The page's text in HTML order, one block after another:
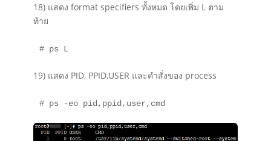
18) แสดง format specifiers ทั้งหมด โดยเพิ่ม L ตาม
ท้าย
# ps L
19) แสดง PID, PPID,USER และคำสั่งของ process
# ps -eo pid,ppid,user,cmd